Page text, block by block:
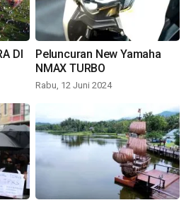
DI
Peluncuran New Yamaha
NMAX TURBO
Rabu, 12 Juni 2024